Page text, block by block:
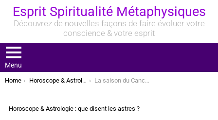
Esprit Spiritualité Métaphysiques
Découvrez de nouvelles façons de faire évoluer votre
conscience & votre esprit
Menu
You are here:
Home Horoscope & Astrologie : que disent les astres ? La saison du Cancer a commencé hier, elle vous permettra de garder le drame à distance
Horoscope & Astrologie : que disent les astres ?